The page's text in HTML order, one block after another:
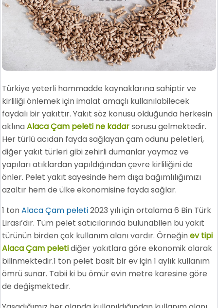
Türkiye yeterli hammadde kaynaklarına sahiptir ve
kirliliği önlemek için imalat amaçlı kullanılabilecek
faydalı bir yakıttır. Yakıt söz konusu olduğunda herkesin
aklınaAlaca Çam peleti ne kadarsorusu gelmektedir.
Her türlü acıdan fayda sağlayan çam odunu peletleri,
diğer yakıt türleri gibi zehirli dumanlar yaymaz ve
yapıları atıklardan yapıldığından çevre kirliliğini de
önler. Pelet yakıt sayesinde hem dışa bağımlılığımızı
azaltır hem de ülke ekonomisine fayda sağlar.
1 tonAlaca Çam peleti2023 yılı için ortalama 6 Bin Türk
Lirası’dır. Tüm pelet satıcılarında bulunabilen bu yakıt
türünün birden çok kullanım alanı vardır. Örneğinev tipi
Alaca Çam peletidiğer yakıtlara göre ekonomik olarak
bilinmektedir.1 ton pelet basit bir ev için 1 aylık kullanım
ömrü sunar. Tabii ki bu ömür evin metre karesine göre
de değişmektedir.